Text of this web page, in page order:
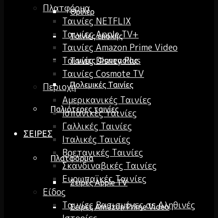
Θρίλερ
Ταινίες εποχής
Ταινίες Φαντασίας
Πολεμικές Ταινίες
Παλιότερες ταινίες
ΣΕΙΡΕΣ
Πλατφόρμα
Σειρές Apple TV
Σειρές Amazon Prime Video
Πλατφόρμα
Ταινίες NETFLIX
Ταινίες Apple TV+
Ταινίες Amazon Prime Video
Ταινίες Disney Plus
Ταινίες Cosmote TV
Περιοχή
Αμερικανικές Ταινίες
Ισπανικές ταινίες
Γαλλικές Ταινίες
Ιταλικές Ταινίες
Βρετανικές Ταινίες
Σκανδιναβικές Ταινίες
Ευρωπαϊκές Ταινίες
Είδος
Ταινίες Βασισμένες σε Αληθινές